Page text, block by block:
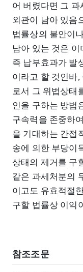
어 버렸다면 그
외관이 남아 있음
법률상의 불안이
남아 있는 것은
즉 납부효과가 발
이라고 할 것인바
로서 그 위법상태
인을 구하는 방법
구속력을 존중하
을 기대하는 간접
송에 의한 부당이
상태의 제거를 구
같은 과세처분의
이고도 유효적절
구할 법률상 이익
참조조문